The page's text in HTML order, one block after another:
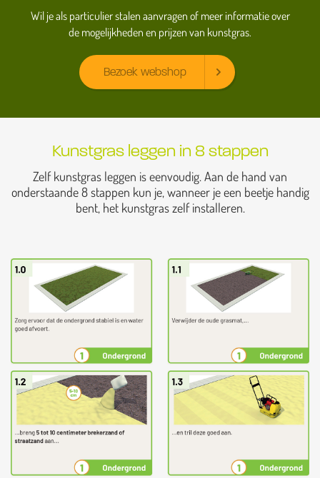
Wil je als particulier stalen aanvragen of meer informatie over
de mogelijkheden en prijzen van kunstgras.
Bezoek webshop
Kunstgras leggen in 8 stappen
Zelf kunstgras leggen is eenvoudig. Aan de hand van
onderstaande 8 stappen kun je, wanneer je een beetje handig
bent, het kunstgras zelf installeren.